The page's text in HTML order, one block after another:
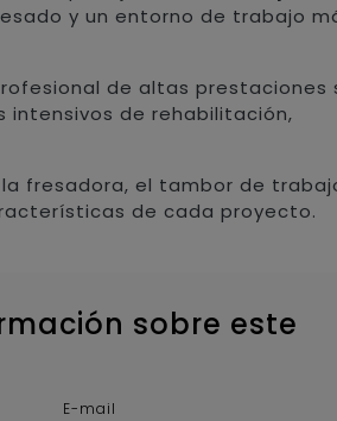
y un entorno de trabajo
de altas prestaciones
intensivos de rehabilitación,
fresadora, el tambor de
de cada proyecto.
sobre este
E-mail